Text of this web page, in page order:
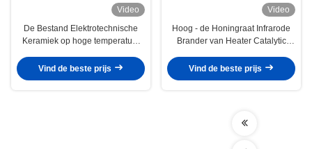
Video
De Bestand Elektrotechnische
Keramiek op hoge temperatuur
Vind de beste prijs
Video
Hoog - de Honingraat Infrarode
Brander van Heater Catalytic
kwaliteitsgas
Vind de beste prijs